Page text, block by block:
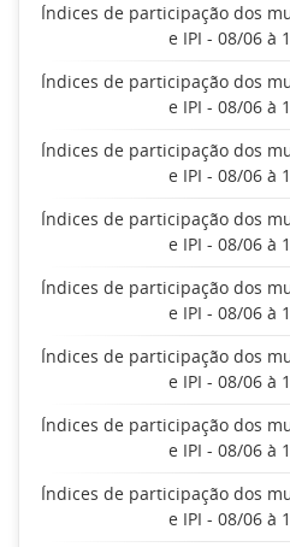
Índices de participação dos
e IPI - 08/06 à
Índices de participação dos
e IPI - 08/06 à
Índices de participação dos
e IPI - 08/06 à
Índices de participação dos
e IPI - 08/06 à
Índices de participação dos
e IPI - 08/06 à
Índices de participação dos
e IPI - 08/06 à
Índices de participação dos
e IPI - 08/06 à
Índices de participação dos
e IPI - 08/06 à